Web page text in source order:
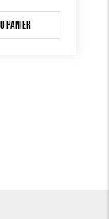
panier